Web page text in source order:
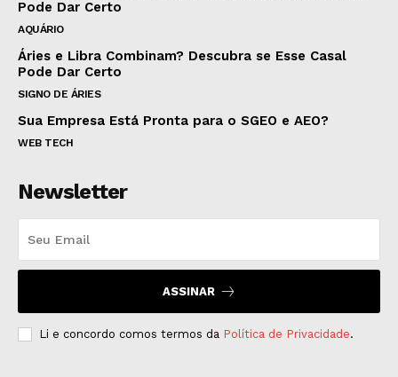
Pode Dar Certo
AQUÁRIO
Áries e Libra Combinam? Descubra se Esse Casal
Pode Dar Certo
SIGNO DE ÁRIES
Sua Empresa Está Pronta para o SGEO e AEO?
WEB TECH
Newsletter
ASSINAR
Li e concordo comos termos da Política de Privacidade.